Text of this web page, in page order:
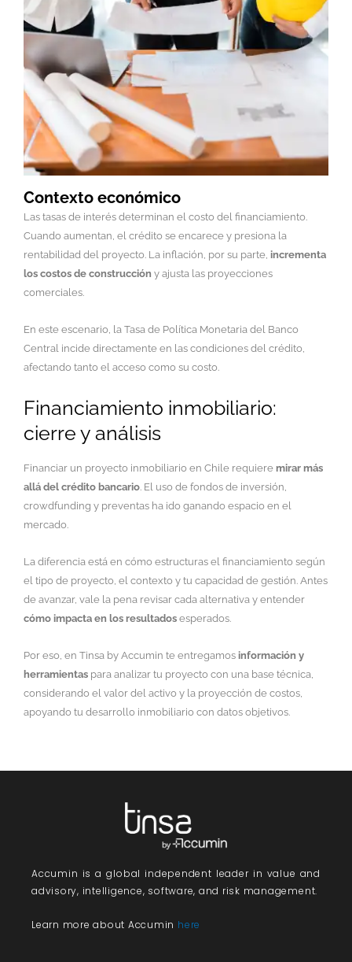
Contexto económico
Las tasas de interés determinan el costo del financiamiento.
Cuando aumentan, el crédito se encarece y presiona la
rentabilidad del proyecto. La inflación, por su parte, incrementa
los costos de construcción y ajusta las proyecciones
comerciales.
En este escenario, la Tasa de Política Monetaria del Banco
Central incide directamente en las condiciones del crédito,
afectando tanto el acceso como su costo.
Financiamiento inmobiliario:
cierre y análisis
Financiar un proyecto inmobiliario en Chile requiere mirar más
allá del crédito bancario. El uso de fondos de inversión,
crowdfunding y preventas ha ido ganando espacio en el
mercado.
La diferencia está en cómo estructuras el financiamiento según
el tipo de proyecto, el contexto y tu capacidad de gestión. Antes
de avanzar, vale la pena revisar cada alternativa y entender
cómo impacta en los resultados esperados.
Por eso, en Tinsa by Accumin te entregamos información y
herramientas para analizar tu proyecto con una base técnica,
considerando el valor del activo y la proyección de costos,
apoyando tu desarrollo inmobiliario con datos objetivos.
Accumin is a global independent leader in value and
advisory, intelligence, software, and risk management.
Learn more about Accumin here